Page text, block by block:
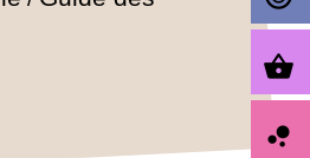
shopping_basket
bubble_chart